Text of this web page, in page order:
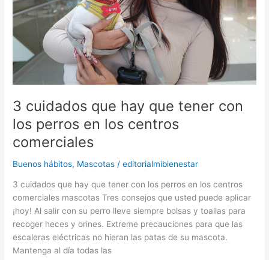
3 cuidados que hay que tener con
los perros en los centros
comerciales
Buenos hábitos, Mascotas /editorialmibienestar
3 cuidados que hay que tener con los perros en los centros
comerciales mascotas Tres consejos que usted puede aplicar
¡hoy! Al salir con su perro lleve siempre bolsas y toallas para
recoger heces y orines. Extreme precauciones para que las
escaleras eléctricas no hieran las patas de su mascota.
Mantenga al día todas las
con
los
perros
en
los
centros
comerciales